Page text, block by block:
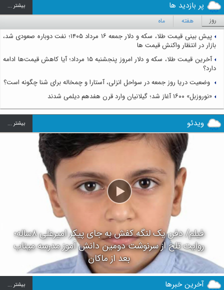
پر بازدید ها بيشتر ...
روز هفته ماه
پیش بینی قیمت طلا، سکه و دلار جمعه ۱۶ مرداد ۱۴۰۵؛ نفت دوباره صعودی شد،
بازار در انتظار واکنش قیمت ها
آخرین قیمت طلا، سکه و دلار امروز پنجشنبه ۱۵ مرداد؛ آیا کاهش قیمت‌ها ادامه
دارد؟
وضعیت دریا روز جمعه در سواحل انزلی، آستارا و چمخاله برای شنا چگونه است؟
«نوروزبل» ۱۶۰۰ آغاز شد؛ گیلانیان وارد قرن هفدهم دیلمی شدند
ویدئو بيشتر ...
فیلم/ دفن یک لنگه کفش به جای پیکر امیرعلی ۸ساله؛
روایت تلخ از سرنوشت دومین دانش آموز مدرسه میناب
بعد از ماکان
آخرین خبرها بيشتر ...